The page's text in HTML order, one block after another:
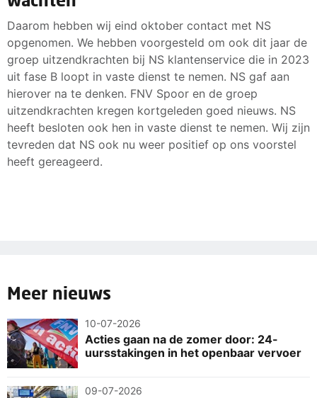
Daarom hebben wij eind oktober contact met NS
opgenomen. We hebben voorgesteld om ook dit jaar de
groep uitzendkrachten bij NS klantenservice die in 2023
uit fase B loopt in vaste dienst te nemen. NS gaf aan
hierover na te denken. FNV Spoor en de groep
uitzendkrachten kregen kortgeleden goed nieuws. NS
heeft besloten ook hen in vaste dienst te nemen. Wij zijn
tevreden dat NS ook nu weer positief op ons voorstel
heeft gereageerd.
Meer nieuws
10-07-2026
Acties gaan na de zomer door: 24-
uursstakingen in het openbaar vervoer
09-07-2026